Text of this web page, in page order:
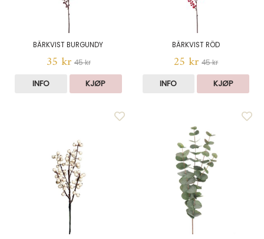
BÄRKVIST BURGUNDY
35 kr 45 kr
INFO KJØP
BÄRKVIST RÖD
25 kr 45 kr
INFO KJØP